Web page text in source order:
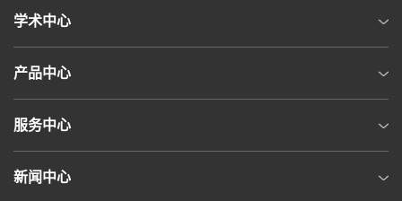
学术中心
产品中心
服务中心
新闻中心